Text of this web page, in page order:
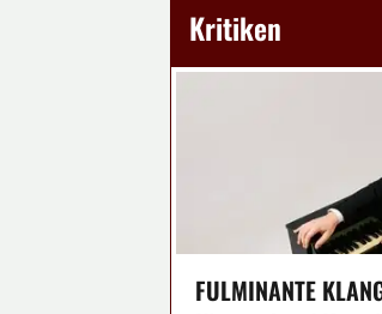
Kritiken
FULMINANTE